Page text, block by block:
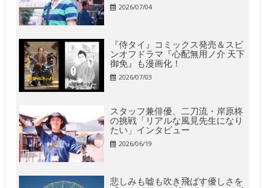
2026/07/04
『侍タイ』コミックス発売＆スピ
ンオフドラマ『心配無用ノ介 天下
御免』も漫画化！
2026/07/03
スタッフ兼俳優、二刀流・岸原柊
の挑戦「リアルな風見先生になり
たい」インタビュー
2026/06/19
悲しみも嘘も吹き飛ばす優しさを